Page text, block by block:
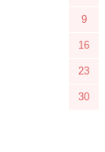
9
16
23
30